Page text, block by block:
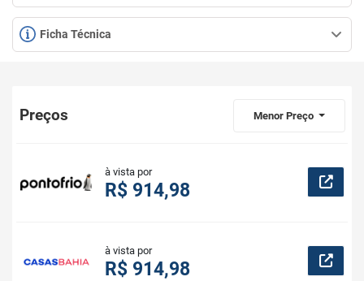
Ficha Técnica
Preços Menor Preço
à vista por
R$ 914,98
à vista por
R$ 914,98